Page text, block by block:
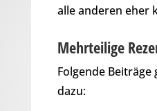
alle anderen eher
Mehrteilige
Folgende
dazu: